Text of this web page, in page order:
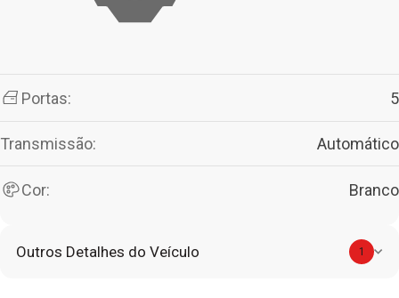
Portas: 5
Transmissão: Automático
Cor: Branco
Outros Detalhes do Veículo 1